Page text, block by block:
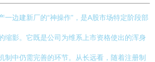
一边建新厂的“神操作”，是A股市场特定阶段部
缩影。它既是公司为维系上市资格使出的浑身
制中仍需完善的环节。从长远看，随着注册制